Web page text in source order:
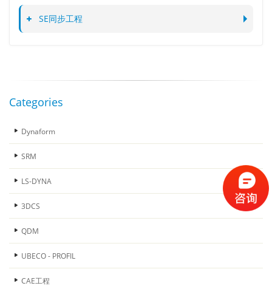
SE同步工程
Categories
Dynaform
SRM
LS-DYNA
3DCS
QDM
UBECO - PROFIL
CAE工程